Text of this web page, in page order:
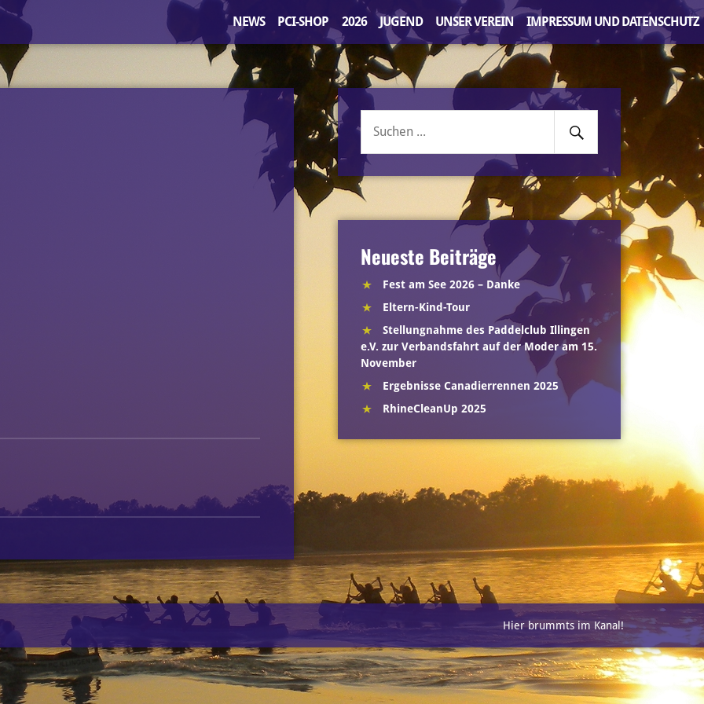
NEWS PCI-SHOP 2026 JUGEND UNSER VEREIN IMPRESSUM UND DATENSCHUTZ
Suche
Senden
Neueste Beiträge
Fest am See 2026 – Danke
Eltern-Kind-Tour
Stellungnahme des Paddelclub Illingen
e.V. zur Verbandsfahrt auf der Moder am 15.
November
Ergebnisse Canadierrennen 2025
RhineCleanUp 2025
Hier brummts im Kanal!